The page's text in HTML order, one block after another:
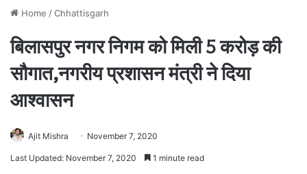
Home /Chhattisgarh
बिलासपुर नगर निगम को मिली 5 करोड़ की
सौगात,नगरीय प्रशासन मंत्री ने दिया
आश्वासन
Ajit Mishra November 7, 2020
Last Updated: November 7, 2020 1 minute read